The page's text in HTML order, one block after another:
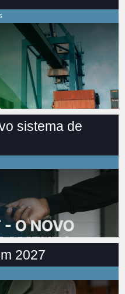
sistema de
2027